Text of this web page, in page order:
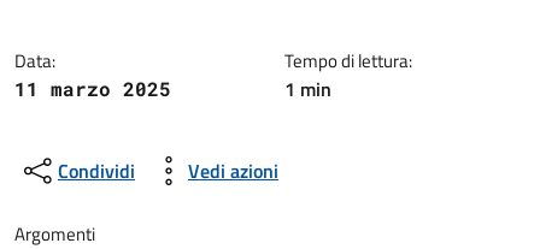
Data:
11 marzo 2025
Tempo di lettura:
1 min
Condividi Vedi azioni
Argomenti